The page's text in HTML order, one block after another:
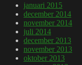
januari 2015
december 2014
november 2014
juli 2014
december 2013
november 2013
oktober 2013